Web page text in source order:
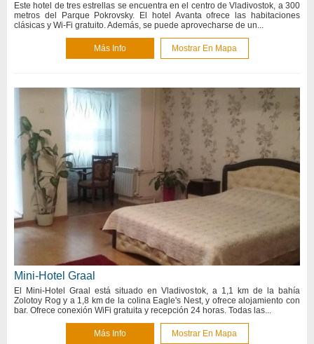
Este hotel de tres estrellas se encuentra en el centro de Vladivostok, a 300
metros del Parque Pokrovsky. El hotel Avanta ofrece las habitaciones
clásicas y Wi-Fi gratuito. Además, se puede aprovecharse de un...
Más Info Mostrar En Mapa
Mini-Hotel Graal
El Mini-Hotel Graal está situado en Vladivostok, a 1,1 km de la bahía
Zolotoy Rog y a 1,8 km de la colina Eagle's Nest, y ofrece alojamiento con
bar. Ofrece conexión WiFi gratuita y recepción 24 horas. Todas las...
Más Info Mostrar En Mapa